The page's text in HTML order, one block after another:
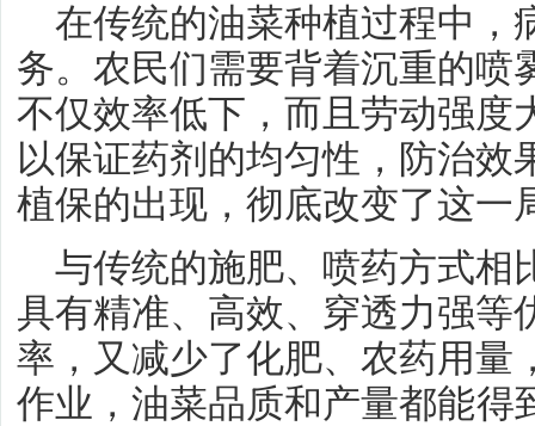
在传统的油菜种植过程中，
务。农民们需要背着沉重的喷
不仅效率低下，而且劳动强度
以保证药剂的均匀性，防治效
植保的出现，彻底改变了这一
与传统的施肥、喷药方式相
具有精准、高效、穿透力强等
率，又减少了化肥、农药用量
作业，油菜品质和产量都能得